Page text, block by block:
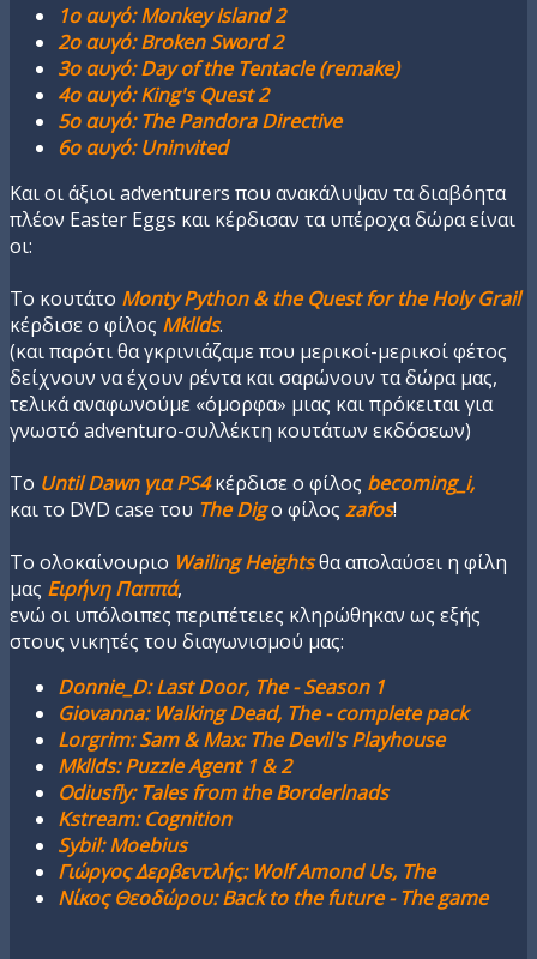
1ο αυγό: Monkey Island 2
2ο αυγό: Broken Sword 2
3ο αυγό: Day of the Tentacle (remake)
4ο αυγό: King's Quest 2
5ο αυγό: The Pandora Directive
6ο αυγό: Uninvited
Και οι άξιοι adventurers που ανακάλυψαν τα διαβόητα
πλέον Easter Eggs και κέρδισαν τα υπέροχα δώρα είναι
οι:
Το κουτάτο Monty Python & the Quest for the Holy Grail
κέρδισε ο φίλος Mkllds.
(και παρότι θα γκρινιάζαμε που μερικοί-μερικοί φέτος
δείχνουν να έχουν ρέντα και σαρώνουν τα δώρα μας,
τελικά αναφωνούμε «όμορφα» μιας και πρόκειται για
γνωστό adventuro-συλλέκτη κουτάτων εκδόσεων)
Το Until Dawn για PS4κέρδισε ο φίλος becoming_i,
και το DVD case του The Digο φίλος zafos!
Το ολοκαίνουριο Wailing Heightsθα απολαύσει η φίλη
μας Ειρήνη Παππά,
ενώ οι υπόλοιπες περιπέτειες κληρώθηκαν ως εξής
στους νικητές του διαγωνισμού μας:
Donnie_D: Last Door, The - Season 1
Giovanna: Walking Dead, The - complete pack
Lorgrim: Sam & Max: The Devil's Playhouse
Mkllds: Puzzle Agent 1 & 2
Οdiusfly: Tales from the Borderlnads
Κstream: Cognition
Sybil: Moebius
Γιώργος Δερβεντλής: Wolf Amond Us, The
Νίκος Θεοδώρου: Back to the future - The game